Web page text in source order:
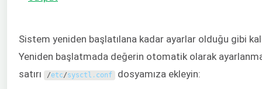
Sistem yeniden başlatılana kadar ayarlar olduğu gibi
Yeniden başlatmada değerin otomatik olarak
satırı
/etc/sysctl . conf dosyamıza ekleyin: